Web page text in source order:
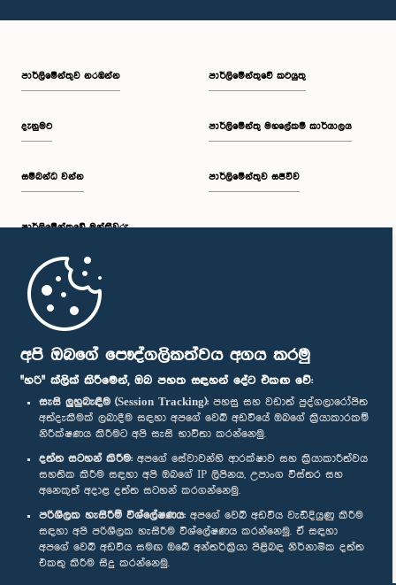
අපි ඔබගේ පෞද්ගලිකත්වය අගය කරමු
"හරි" ක්ලික් කිරීමෙන්, ඔබ පහත සඳහන් දේට එකඟ වේ:
සැසි ලුහුබැඳීම (Session Tracking): පහසු සහ වඩාත් පුද්ගලාරෝපිත
අත්දැකීමක් ලබාදීම සඳහා අපගේ වෙබ් අඩවියේ ඔබගේ ක්‍රියාකාරකම්
නිරීක්ෂණය කිරීමට අපි සැසි භාවිතා කරන්නෙමු.
දත්ත සටහන් කිරීම: අපගේ සේවාවන්හි ආරක්ෂාව සහ ක්‍රියාකාරීත්වය
සහතික කිරීම සඳහා අපි ඔබගේ IP ලිපිනය, උපාංග විස්තර සහ
අනෙකුත් අදාළ දත්ත සටහන් කරගන්නෙමු.
පරිශීලක හැසිරීම් විශ්ලේෂණය: අපගේ වෙබ් අඩවිය වැඩිදියුණු කිරීම
සඳහා අපි පරිශීලක හැසිරීම විශ්ලේෂණය කරන්නෙමු. ඒ සඳහා
අපගේ වෙබ් අඩවිය සමඟ ඔබේ අන්තර්ක්‍රියා පිළිබඳ නිර්නාමික දත්ත
එකතු කිරීම සිදු කරන්නෙමු.
පාර්ලි‌මේන්තුව නරඹන්න
දැනුමට
සම්බන්ධ වන්න
පාර්ලි‌මේන්තුවේ මන්ත්‍රීවරු
මුල් පිටුව
පාර්ලිමේන්තුවේ කටයුතු
පාර්ලිමේන්තු මහලේකම් කාර්යාලය
පාර්ලිමේන්තුව සජීවීව
පාර්ලිමේන්තු ජංගම යෙදුම
අප හා සම්බන්ධ වී සිටින්න :
සම්මාන
පෞද්ගලිකත්ව ප්‍රතිපත්තිය